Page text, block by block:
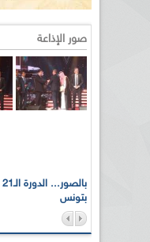
صور الإذاعة
بتونس